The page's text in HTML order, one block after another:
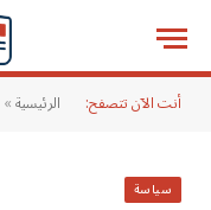
أنت الآن تتصفح: الرئيسية»
سياسة